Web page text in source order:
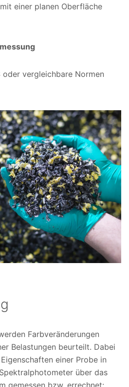
einer planen Oberfläche
oder vergleichbare Normen
Farbveränderungen
Belastungen beurteilt. Dabei
einer Probe in
über das